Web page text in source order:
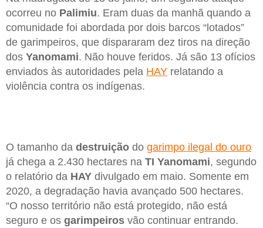
ocorreu no Palimiu. Eram duas da manhã quando a
comunidade foi abordada por dois barcos “lotados”
de garimpeiros, que dispararam dez tiros na direção
dos Yanomami. Não houve feridos. Já são 13 ofícios
enviados às autoridades pela HAY relatando a
violência contra os indígenas.
O tamanho da destruição do garimpo ilegal do ouro
já chega a 2.430 hectares na TI Yanomami, segundo
o relatório da HAY divulgado em maio. Somente em
2020, a degradação havia avançado 500 hectares.
“O nosso território não está protegido, não está
seguro e os garimpeiros vão continuar entrando.